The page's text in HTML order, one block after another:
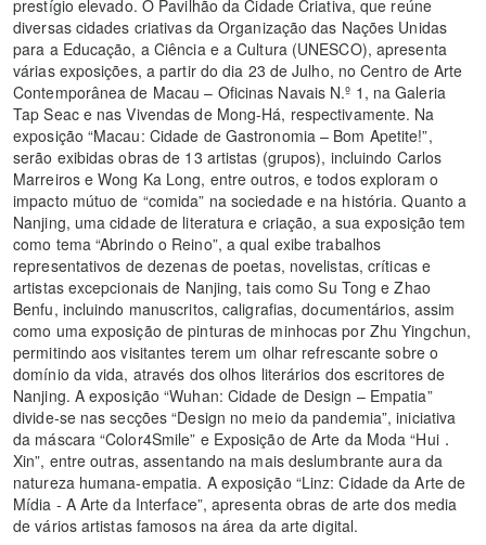
prestígio elevado. O Pavilhão da Cidade Criativa, que reúne
diversas cidades criativas da Organização das Nações Unidas
para a Educação, a Ciência e a Cultura (UNESCO), apresenta
várias exposições, a partir do dia 23 de Julho, no Centro de Arte
Contemporânea de Macau – Oficinas Navais N.º 1, na Galeria
Tap Seac e nas Vivendas de Mong-Há, respectivamente. Na
exposição “Macau: Cidade de Gastronomia – Bom Apetite!”,
serão exibidas obras de 13 artistas (grupos), incluindo Carlos
Marreiros e Wong Ka Long, entre outros, e todos exploram o
impacto mútuo de “comida” na sociedade e na história. Quanto a
Nanjing, uma cidade de literatura e criação, a sua exposição tem
como tema “Abrindo o Reino”, a qual exibe trabalhos
representativos de dezenas de poetas, novelistas, críticas e
artistas excepcionais de Nanjing, tais como Su Tong e Zhao
Benfu, incluindo manuscritos, caligrafias, documentários, assim
como uma exposição de pinturas de minhocas por Zhu Yingchun,
permitindo aos visitantes terem um olhar refrescante sobre o
domínio da vida, através dos olhos literários dos escritores de
Nanjing. A exposição “Wuhan: Cidade de Design – Empatia”
divide-se nas secções “Design no meio da pandemia”, iniciativa
da máscara “Color4Smile” e Exposição de Arte da Moda “Hui．
Xin”, entre outras, assentando na mais deslumbrante aura da
natureza humana-empatia. A exposição “Linz: Cidade da Arte de
Mídia - A Arte da Interface”, apresenta obras de arte dos media
de vários artistas famosos na área da arte digital.